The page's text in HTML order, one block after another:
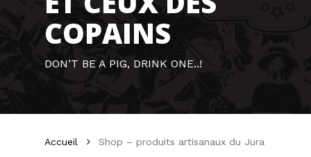
COPAINS
DON’T BE A PIG, DRINK ONE..!
Accueil Shop – produits artisanaux du Jura